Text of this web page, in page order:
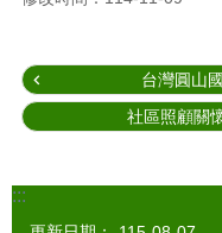
台灣圓山
社區照顧關
:::